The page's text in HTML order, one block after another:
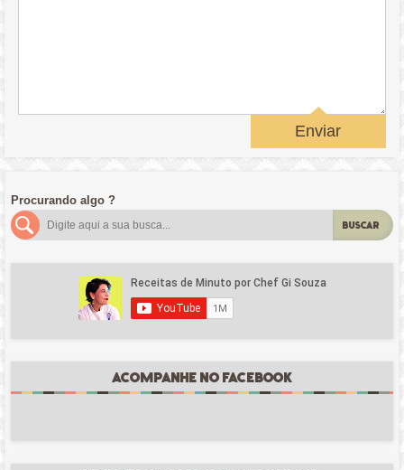
Enviar
Procurando algo ?
BUSCAR
ACOMPANHE NO FACEBOOK